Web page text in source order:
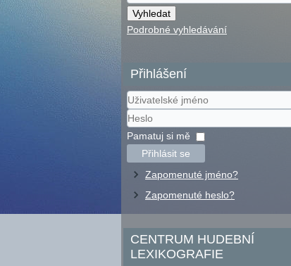
Podrobné vyhledávání
Přihlášení
Uživatelské
jméno
Heslo
Pamatuj si mě
Přihlásit se
Zapomenuté jméno?
Zapomenuté heslo?
CENTRUM HUDEBNÍ
LEXIKOGRAFIE